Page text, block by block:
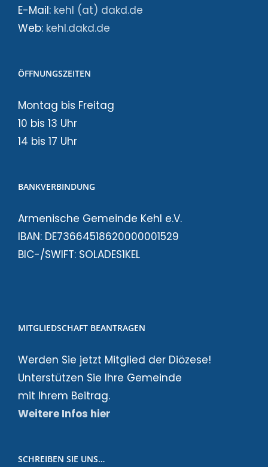
E-Mail: kehl (at) dakd.de
Web: kehl.dakd.de
ÖFFNUNGSZEITEN
Montag bis Freitag
10 bis 13 Uhr
14 bis 17 Uhr
BANKVERBINDUNG
Armenische Gemeinde Kehl e.V.
IBAN: DE73664518620000001529
BIC-/SWIFT: SOLADES1KEL
MITGLIEDSCHAFT BEANTRAGEN
Werden Sie jetzt Mitglied der Diözese!
Unterstützen Sie Ihre Gemeinde
mit Ihrem Beitrag.
Weitere Infos hier
SCHREIBEN SIE UNS…